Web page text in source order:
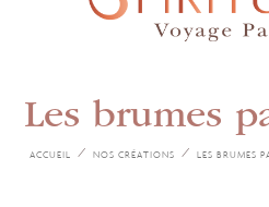
Les brumes
ACCUEIL NOS CRÉATIONS LES BRUMES